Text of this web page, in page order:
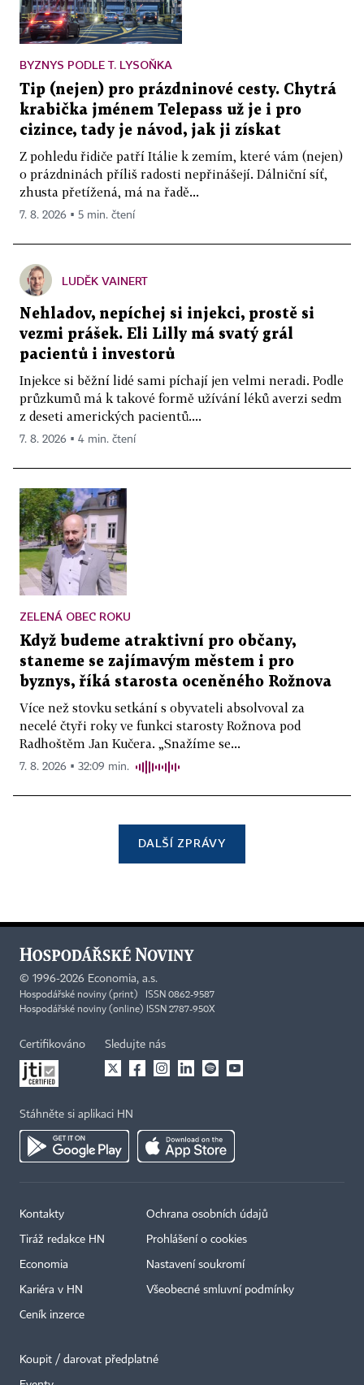
BYZNYS PODLE T. LYSOŇKA
Tip (nejen) pro prázdninové cesty. Chytrá
krabička jménem Telepass už je i pro
cizince, tady je návod, jak ji získat
Z pohledu řidiče patří Itálie k zemím, které vám (nejen)
o prázdninách příliš radosti nepřinášejí. Dálniční síť,
zhusta přetížená, má na řadě...
7. 8. 2026 ▪ 5 min. čtení
LUDĚK VAINERT
Nehladov, nepíchej si injekci, prostě si
vezmi prášek. Eli Lilly má svatý grál
pacientů i investorů
Injekce si běžní lidé sami píchají jen velmi neradi. Podle
průzkumů má k takové formě užívání léků averzi sedm
z deseti amerických pacientů....
7. 8. 2026 ▪ 4 min. čtení
ZELENÁ OBEC ROKU
Když budeme atraktivní pro občany,
staneme se zajímavým městem i pro
byznys, říká starosta oceněného Rožnova
Více než stovku setkání s obyvateli absolvoval za
necelé čtyři roky ve funkci starosty Rožnova pod
Radhoštěm Jan Kučera. „Snažíme se...
7. 8. 2026 ▪ 32:09 min.
DALŠÍ ZPRÁVY
© 1996-2026 Economia, a.s.
Hospodářské noviny (print) ISSN 0862-9587
Hospodářské noviny (online) ISSN 2787-950X
Certifikováno Sledujte nás
Stáhněte si aplikaci HN
Kontakty
Tiráž redakce HN
Economia
Kariéra v HN
Ceník inzerce
Ochrana osobních údajů
Prohlášení o cookies
Nastavení soukromí
Všeobecné smluvní podmínky
Koupit / darovat předplatné